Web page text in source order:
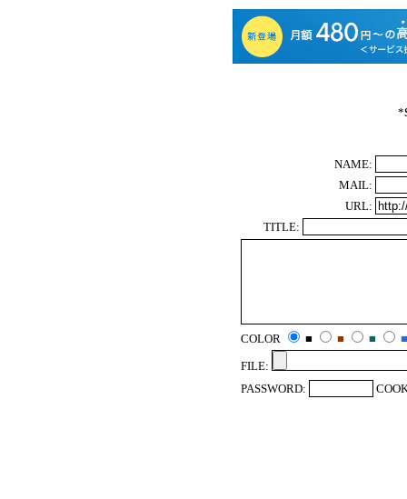
*
NAME:
MAIL:
URL:
TITLE:
COLOR ■ ■ ■
■
FILE:
PASSWORD: